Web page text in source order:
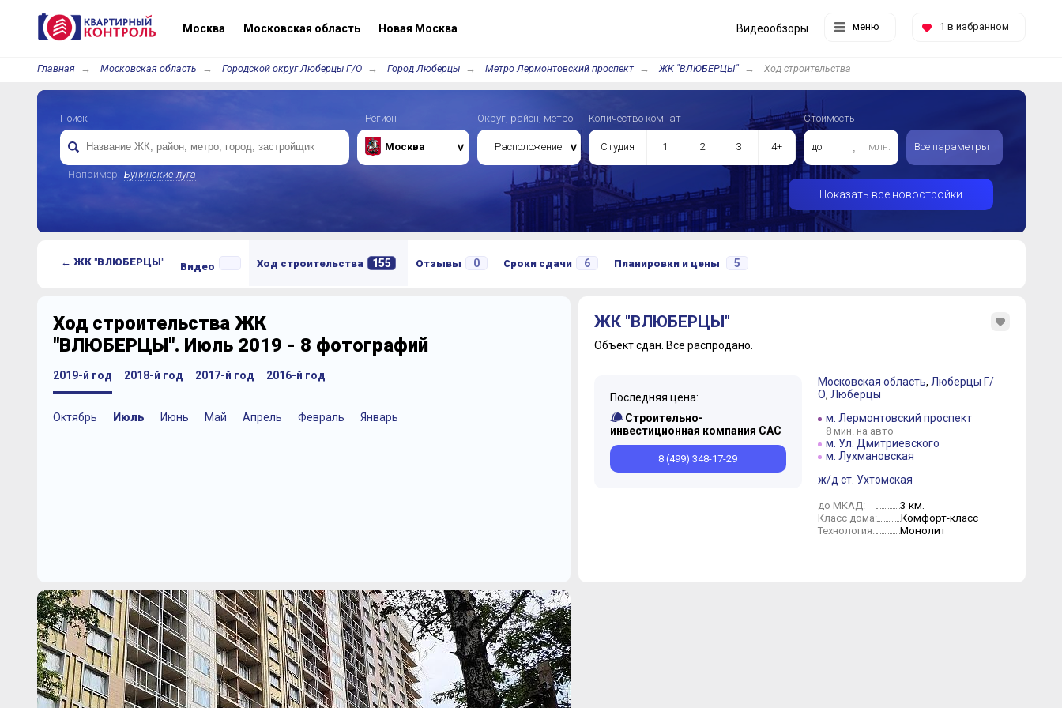
Москва Московская область Новая Москва меню 1 в избранном
Видеообзоры
Главная Московская область Городской округ Люберцы Г/О Город Люберцы Метро Лермонтовский проспект ЖК "ВЛЮБЕРЦЫ" Ход строительства
Поиск
Например: Бунинские луга
Регион
Москва
Округ, район, метро
Расположение
Количество комнат
Студия 1 2 3 4+
Стоимость
до млн. Все параметры
Показать все новостройки
← ЖК "ВЛЮБЕРЦЫ" Видео Ход строительства 155 Отзывы 0 Сроки сдачи 6 Планировки и цены 5
Ход строительства ЖК
"ВЛЮБЕРЦЫ". Июль 2019 - 8 фотографий
2019-й год
Октябрь Июль Июнь Май Апрель Февраль Январь
2018-й год
Декабрь Ноябрь Июнь
2017-й год
Сентябрь Август
2016-й год
Октябрь Апрель
ЖК "ВЛЮБЕРЦЫ"
Объект сдан. Всё распродано.
Последняя цена:
Строительно-
инвестиционная компания САС
8 (499) 348-17-29
Московская область, Люберцы Г/
О, Люберцы
м. Лермонтовский проспект
8 мин. на авто
м. Ул. Дмитриевского
м. Лухмановская
ж/д ст. Ухтомская
до МКАД: 3 км.
Класс дома: Комфорт-класс
Технология: Монолит